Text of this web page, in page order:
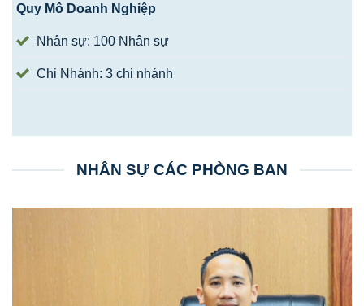
Quy Mô Doanh Nghiệp
Nhân sự: 100 Nhân sự
Chi Nhánh: 3 chi nhánh
NHÂN SỰ CÁC PHÒNG BAN